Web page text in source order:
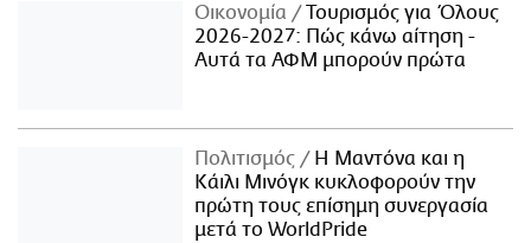
Οικονομία
Τουρισμός για Όλους
2026-2027: Πώς κάνω αίτηση -
Αυτά τα ΑΦΜ μπορούν πρώτα
Πολιτισμός
Η Μαντόνα και η
Κάιλι Μινόγκ κυκλοφορούν την
πρώτη τους επίσημη συνεργασία
μετά το WorldPride